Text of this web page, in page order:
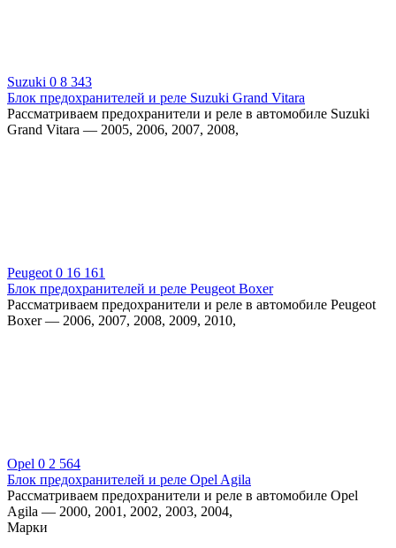
Suzuki 0 8 343
Блок предохранителей и реле Suzuki Grand Vitara
Рассматриваем предохранители и реле в автомобиле Suzuki
Grand Vitara — 2005, 2006, 2007, 2008,
Peugeot 0 16 161
Блок предохранителей и реле Peugeot Boxer
Рассматриваем предохранители и реле в автомобиле Peugeot
Boxer — 2006, 2007, 2008, 2009, 2010,
Opel 0 2 564
Блок предохранителей и реле Opel Agila
Рассматриваем предохранители и реле в автомобиле Opel
Agila — 2000, 2001, 2002, 2003, 2004,
Марки